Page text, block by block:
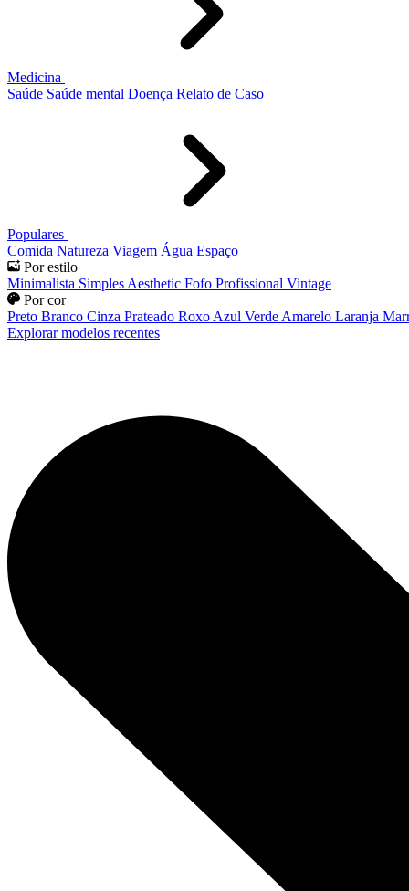
Medicina
Saúde Saúde mental Doença Relato de Caso
Populares
Comida Natureza Viagem Água Espaço
Por estilo
Minimalista Simples Aesthetic Fofo Profissional Vintage
Por cor
Preto Branco Cinza Prateado Roxo Azul Verde Amarelo Laranja
Explorar modelos recentes